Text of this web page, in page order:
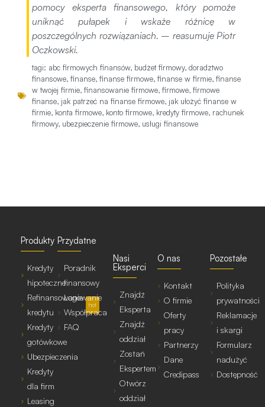
pomocy eksperta finansowego, który pomoże
uniknąć pułapek i wskaże różnicę w
poszczególnych rozwiązaniach. – reasumuje Piotr
Oczkowski.
tagi: abc firmowych finansów, budżet firmowy, doradztwo
finansowe, finanse, finanse firmowe, finanse w firmie, finanse
w twojej firmie, finansowanie firmowe, firmowe, firmowe
finanse, jak patrzeć na finanse firmowe, jak ułożyć finanse w
firmie, konta firmowe, konto firmowe, kredyty firmowe, rachunek
firmowy, ubezpieczenie firmowe, usługi finansowe
Produkty
Kredyty
hipoteczne
Refinansowanie
kredytu
hot
Kredyty
gotówkowe
Ubezpieczenia
Kredyty
dla firm
Leasing
Przydatne
Poradnik
finansowy
Logowanie
Współpraca
FAQ
Nasi
Eksperci
Znajdź
Eksperta
Znajdź
oddział
Zostań
Ekspertem
Otwórz
oddział
O nas
Kontakt
O firmie
Oferty
pracy
Partnerzy
Dane
Credipass
Pozostałe
Polityka
prywatności
Reklamacje
i skargi
Formularz
nadużyć
Dostępność